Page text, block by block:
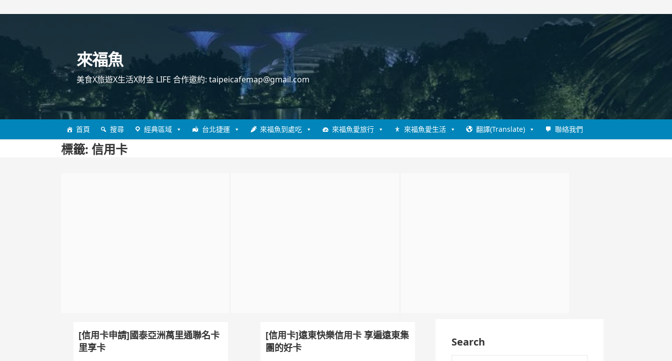
來福魚
美食X旅遊X生活X財金 LIFE 合作邀約: taipeicafemap@gmail.com
首頁 搜尋 經典區域 台北捷運 來福魚到處吃 來福魚愛旅行 來福魚愛生活 翻譯(Translate) 聯絡我們
標籤: 信用卡
[信用卡]遠東快樂信用卡 享遍遠東集
團的好卡
[信用卡申請]國泰亞洲萬里通聯名卡
里享卡
Search